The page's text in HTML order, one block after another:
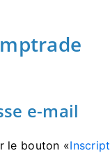
e-mail
le bouton «